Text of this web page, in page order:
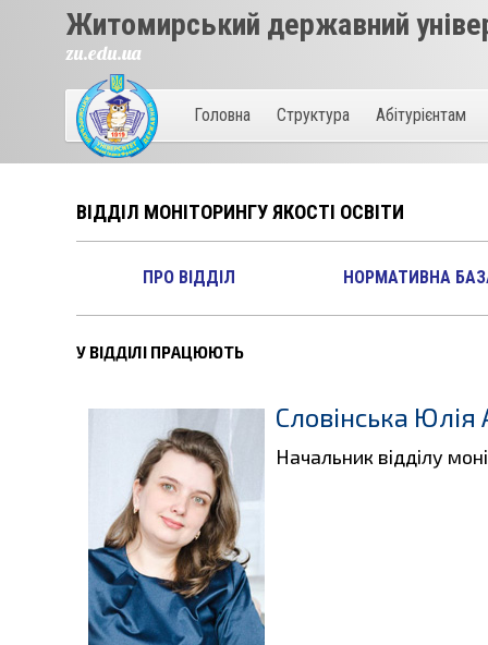
Житомирський державний
zu.edu.ua
Головна Структура Абітурієнтам
ВІДДІЛ МОНІТОРИНГУ ЯКОСТІ ОСВІТИ
ПРО ВІДДІЛ НОРМАТИВНА
У ВІДДІЛІ ПРАЦЮЮТЬ
Словінська Юлія
Начальник відділу